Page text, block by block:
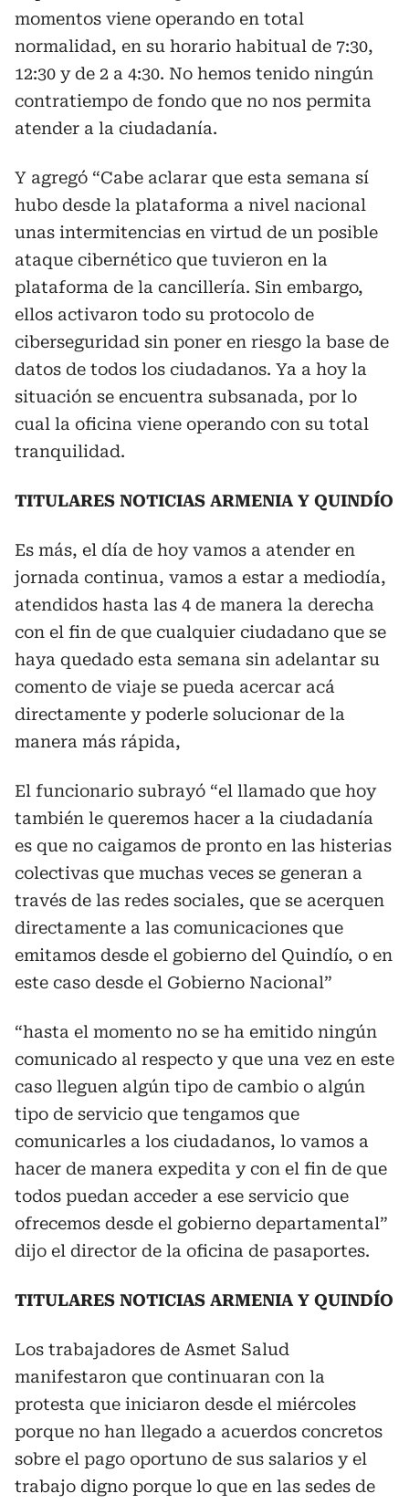
momentos viene operando en total
normalidad, en su horario habitual de 7:30,
12:30 y de 2 a 4:30. No hemos tenido ningún
contratiempo de fondo que no nos permita
atender a la ciudadanía.
Y agregó “Cabe aclarar que esta semana sí
hubo desde la plataforma a nivel nacional
unas intermitencias en virtud de un posible
ataque cibernético que tuvieron en la
plataforma de la cancillería. Sin embargo,
ellos activaron todo su protocolo de
ciberseguridad sin poner en riesgo la base de
datos de todos los ciudadanos. Ya a hoy la
situación se encuentra subsanada, por lo
cual la oficina viene operando con su total
tranquilidad.
TITULARES NOTICIAS ARMENIA Y QUINDÍO
Es más, el día de hoy vamos a atender en
jornada continua, vamos a estar a mediodía,
atendidos hasta las 4 de manera la derecha
con el fin de que cualquier ciudadano que se
haya quedado esta semana sin adelantar su
comento de viaje se pueda acercar acá
directamente y poderle solucionar de la
manera más rápida,
El funcionario subrayó “el llamado que hoy
también le queremos hacer a la ciudadanía
es que no caigamos de pronto en las histerias
colectivas que muchas veces se generan a
través de las redes sociales, que se acerquen
directamente a las comunicaciones que
emitamos desde el gobierno del Quindío, o en
este caso desde el Gobierno Nacional”
“hasta el momento no se ha emitido ningún
comunicado al respecto y que una vez en este
caso lleguen algún tipo de cambio o algún
tipo de servicio que tengamos que
comunicarles a los ciudadanos, lo vamos a
hacer de manera expedita y con el fin de que
todos puedan acceder a ese servicio que
ofrecemos desde el gobierno departamental”
dijo el director de la oficina de pasaportes.
TITULARES NOTICIAS ARMENIA Y QUINDÍO
Los trabajadores de Asmet Salud
manifestaron que continuaran con la
protesta que iniciaron desde el miércoles
porque no han llegado a acuerdos concretos
sobre el pago oportuno de sus salarios y el
trabajo digno porque lo que en las sedes de